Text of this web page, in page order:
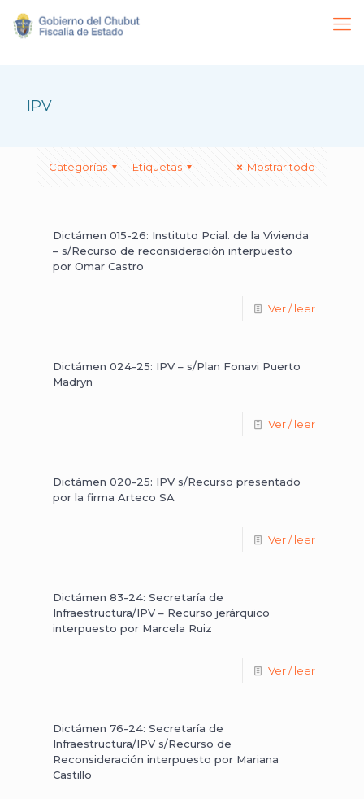
IPV
Categorías Etiquetas Mostrar todo
Dictámen 015-26: Instituto Pcial. de la Vivienda
– s/Recurso de reconsideración interpuesto
por Omar Castro
Ver / leer
Dictámen 024-25: IPV – s/Plan Fonavi Puerto
Madryn
Ver / leer
Dictámen 020-25: IPV s/Recurso presentado
por la firma Arteco SA
Ver / leer
Dictámen 83-24: Secretaría de
Infraestructura/IPV – Recurso jerárquico
interpuesto por Marcela Ruiz
Ver / leer
Dictámen 76-24: Secretaría de
Infraestructura/IPV s/Recurso de
Reconsideración interpuesto por Mariana
Castillo